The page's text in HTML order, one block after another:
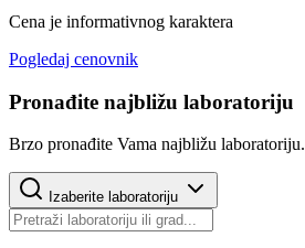
Cena je informativnog karaktera
Pogledaj cenovnik
Pronađite najbližu laboratoriju
Brzo pronađite Vama najbližu laboratoriju.
Izaberite laboratoriju